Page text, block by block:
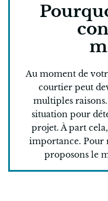
Au moment de
courtier peut
multiples
situation pour
projet. À part
importance. Pour
proposons le